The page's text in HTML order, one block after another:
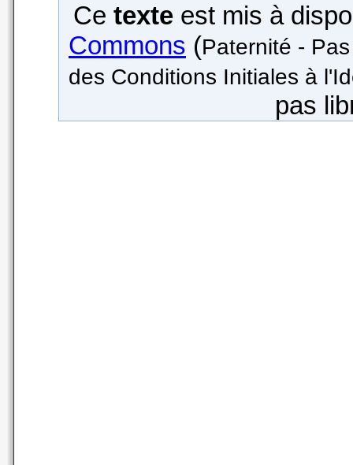
Ce texte est mis à
Commons (Paternité -
des Conditions Initiales à
pas